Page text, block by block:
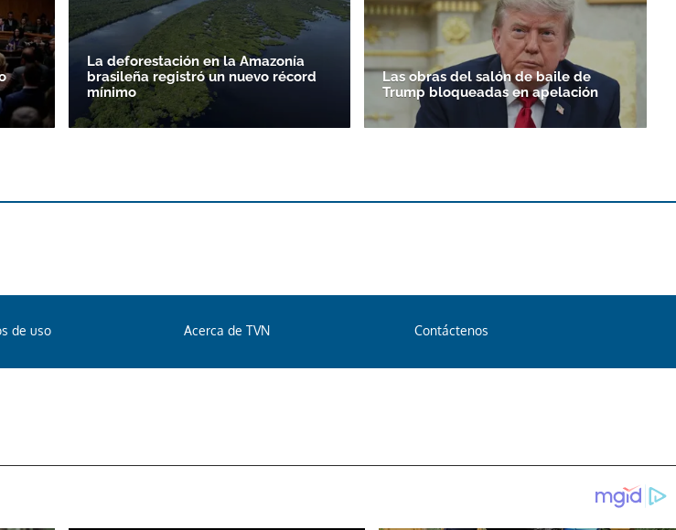
La deforestación en la Amazonía
brasileña registró un nuevo récord
mínimo
Las obras del salón de baile de
Trump bloqueadas en apelación
de uso Acerca de TVN Contáctenos